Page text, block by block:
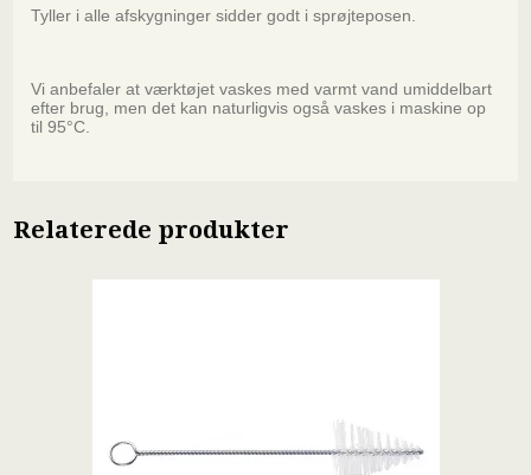
Tyller i alle afskygninger sidder godt i sprøjteposen.
Vi anbefaler at værktøjet vaskes med varmt vand umiddelbart
efter brug, men det kan naturligvis også vaskes i maskine op
til 95°C.
Relaterede produkter